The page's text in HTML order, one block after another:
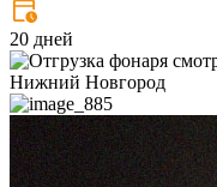
20 дней